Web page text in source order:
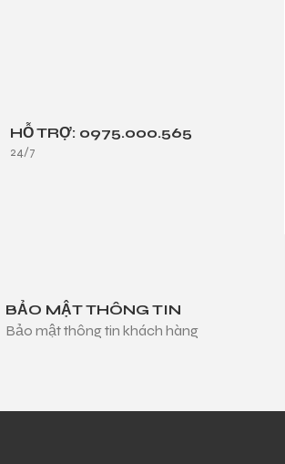
HỖ TRỢ: 0975.000.565
24/7
BẢO MẬT THÔNG TIN
Bảo mật thông tin khách hàng